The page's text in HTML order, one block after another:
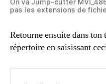
On va Jump-cutter
pas les extensions de
Retourne ensuite dans
répertoire en saisissant